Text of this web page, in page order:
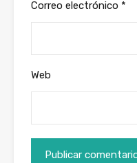
Correo electrónico *
Web